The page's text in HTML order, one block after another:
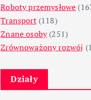
Roboty przemysłowe
Transport(118)
Znane osoby(251)
Zrównoważony rozwój
Działy